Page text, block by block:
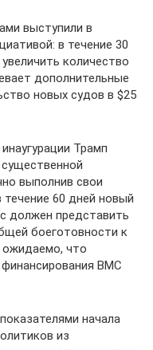
выступили в
в течение 30
количество
дополнительные
новых судов в $25
Трамп
выполнив свои
60 дней новый
должен представить
боеготовности к
ожидаемо, что
ВМС
начала
из